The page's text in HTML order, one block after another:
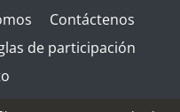
Contáctenos
de participación